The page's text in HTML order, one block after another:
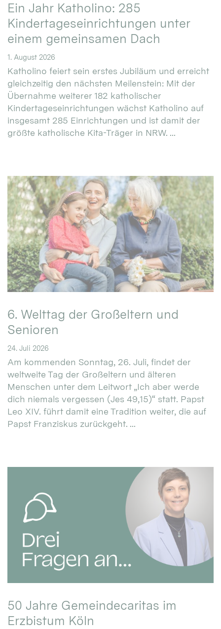
Ein Jahr Katholino: 285
Kindertageseinrichtungen unter
einem gemeinsamen Dach
1. August 2026
Katholino feiert sein erstes Jubiläum und erreicht
gleichzeitig den nächsten Meilenstein: Mit der
Übernahme weiterer 182 katholischer
Kindertageseinrichtungen wächst Katholino auf
insgesamt 285 Einrichtungen und ist damit der
größte katholische Kita-Träger in NRW. ...
6. Welttag der Großeltern und
Senioren
24. Juli 2026
Am kommenden Sonntag, 26. Juli, findet der
weltweite Tag der Großeltern und älteren
Menschen unter dem Leitwort „Ich aber werde
dich niemals vergessen (Jes 49,15)“ statt. Papst
Leo XIV. führt damit eine Tradition weiter, die auf
Papst Franziskus zurückgeht. ...
50 Jahre Gemeindecaritas im
Erzbistum Köln